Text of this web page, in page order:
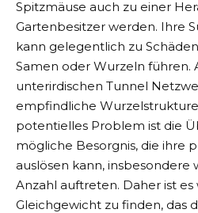
Spitzmäuse auch zu einer
Gartenbesitzer werden. Ihre
kann gelegentlich zu
Samen oder Wurzeln
unterirdischen Tunnel
empfindliche
potentielles Problem ist die
mögliche Besorgnis, die ihre
auslösen kann, insbesondere
Anzahl auftreten. Daher ist es
Gleichgewicht zu finden, das